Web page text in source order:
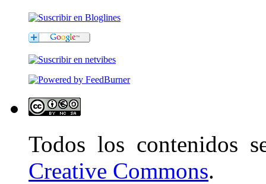
Todos los contenidos
Creative Commons.